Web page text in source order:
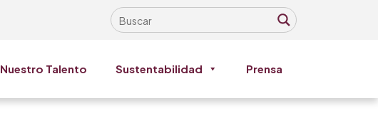
Nuestro Talento Sustentabilidad Prensa